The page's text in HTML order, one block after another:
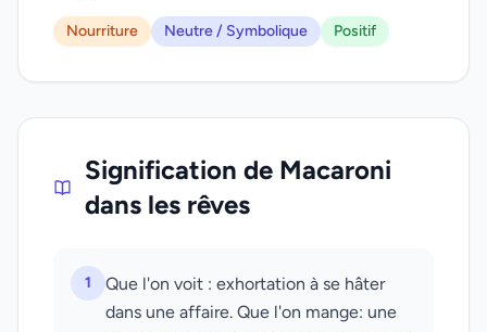
Nourriture Neutre / Symbolique Positif
Signification de Macaroni
dans les rêves
1
Que l'on voit : exhortation à se hâter
dans une affaire. Que l'on mange: une